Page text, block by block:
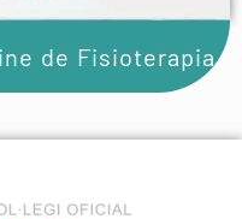
de Fisioterapia